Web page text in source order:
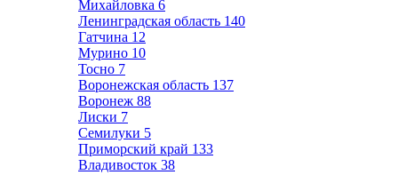
Михайловка 6
Ленинградская область 140
Гатчина 12
Мурино 10
Тосно 7
Воронежская область 137
Воронеж 88
Лиски 7
Семилуки 5
Приморский край 133
Владивосток 38